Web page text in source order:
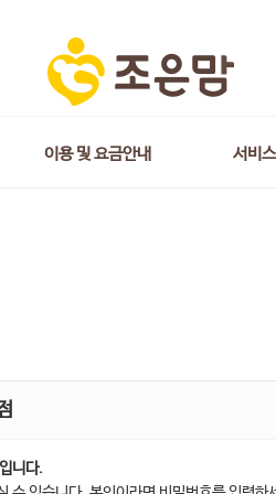
이용 및 요금안내 서비
니다.